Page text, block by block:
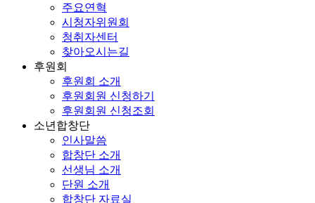
주요연혁
시청자위원회
청취자센터
찾아오시는길
후원회
후원회 소개
후원회원 신청하기
후원회원 신청조회
소년합창단
인사말씀
합창단 소개
선생님 소개
단원 소개
합창단 자료실